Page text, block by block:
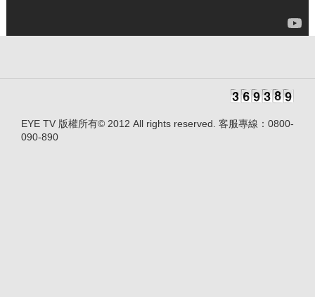
EYE TV 版權所有© 2012 All rights reserved. 客服專線：0800-
090-890